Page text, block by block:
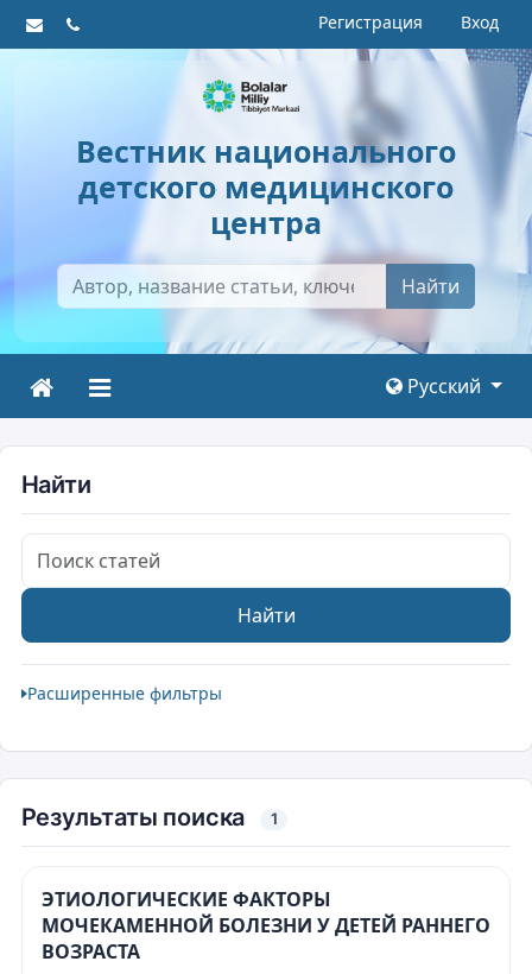
Регистрация Вход
Вестник национального
детского медицинского
центра
Найти
Русский
Найти
Поиск статей
Найти
Расширенные фильтры
Результаты поиска 1
ЭТИОЛОГИЧЕСКИЕ ФАКТОРЫ
МОЧЕКАМЕННОЙ БОЛЕЗНИ У ДЕТЕЙ РАННЕГО
ВОЗРАСТА